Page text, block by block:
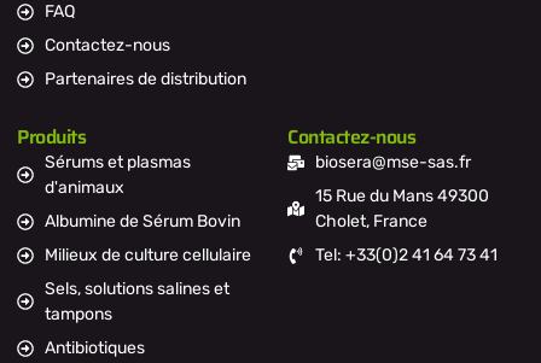
FAQ
Contactez-nous
Partenaires de distribution
Produits
Sérums et plasmas
d'animaux
Albumine de Sérum Bovin
Milieux de culture cellulaire
Sels, solutions salines et
tampons
Antibiotiques
Contactez-nous
biosera@mse-sas.fr
15 Rue du Mans 49300
Cholet, France
Tel: +33(0)2 41 64 73 41